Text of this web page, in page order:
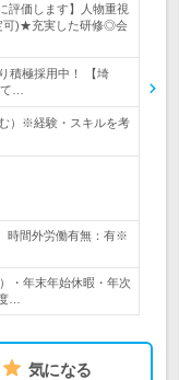
評価します】人物重視
可)★充実した研修◎会
積極採用中！ 【埼
…
）※経験・スキルを考
時間外労働有無：有※
・年末年始休暇・年次
…
気になる